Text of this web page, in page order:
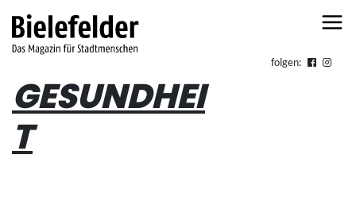
folgen:
GESUNDHEI
T